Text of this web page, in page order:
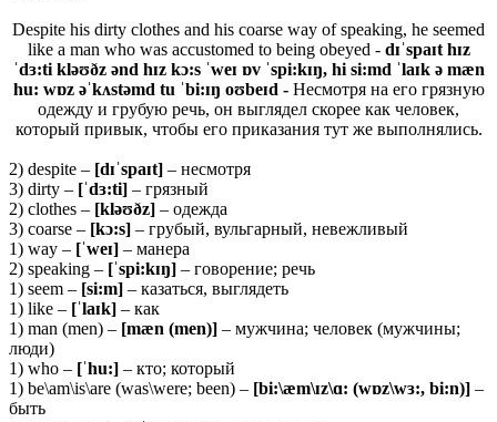
Despite his dirty clothes and his coarse way of speaking, he seemed
like a man who was accustomed to being obeyed - dɪˈspaɪt hɪz
ˈdɜ:ti kləʊðz ənd hɪz kɔ:s ˈweɪ ɒv ˈspi:kɪŋ, hi si:md ˈlaɪk ə mæn
hu: wɒz əˈkʌstəmd tu ˈbi:ɪŋ oʊbeɪd - Несмотря на его грязную
одежду и грубую речь, он выглядел скорее как человек,
который привык, чтобы его приказания тут же выполнялись.
2) despite – [dɪˈspaɪt] – несмотря
3) dirty – [ˈdɜ:ti] – грязный
2) clothes – [kləʊðz] – одежда
3) coarse – [kɔ:s] – грубый, вульгарный, невежливый
1) way – [ˈweɪ] – манера
2) speaking – [ˈspi:kɪŋ] – говорение; речь
1) seem – [si:m] – казаться, выглядеть
1) like – [ˈlaɪk] – как
1) man (men) – [mæn (men)] – мужчина; человек (мужчины;
люди)
1) who – [ˈhu:] – кто; который
1) be\am\is\are (was\were; been) – [bi:\æm\ɪz\ɑ: (wɒz\wɜ:, bi:n)] –
быть